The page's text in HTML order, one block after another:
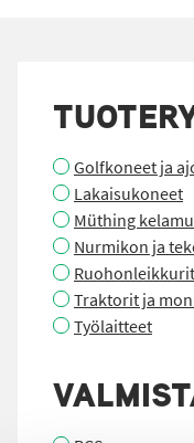
Golfkoneet ja
Lakaisukoneet
Müthing
Nurmikon ja
Traktorit ja
Työlaitteet